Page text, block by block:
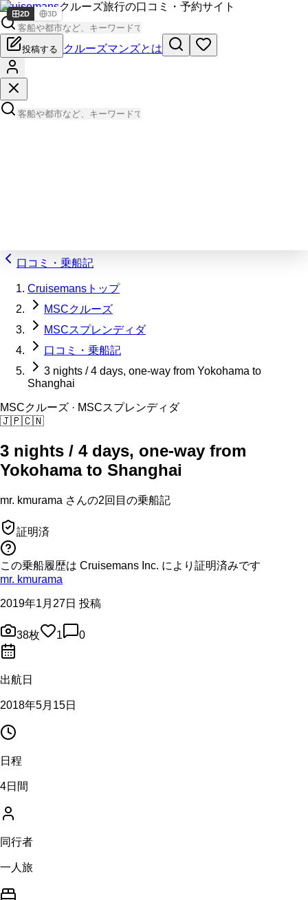
Cruisemansクルーズ旅行の口コミ・予約サイト
投稿する クルーズマンズとは
口コミ・乗船記
Cruisemansトップ
MSCクルーズ
MSCスプレンディダ
口コミ・乗船記
3 nights / 4 days, one-way from Yokohama to
Shanghai
MSCクルーズ · MSCスプレンディダ
🇯🇵🇨🇳
3 nights / 4 days, one-way from
Yokohama to Shanghai
mr. kmurama さんの2回目の乗船記
証明済
この乗船履歴は Cruisemans Inc. により証明済みです
mr. kmurama
2019年1月27日 投稿
38枚 1 0
出航日
2018年5月15日
日程
4日間
同行者
一人旅
2D 3D